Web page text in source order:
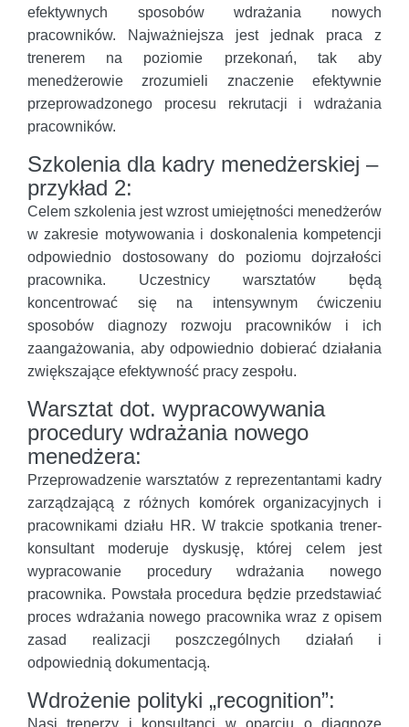
efektywnych sposobów wdrażania nowych
pracowników. Najważniejsza jest jednak praca z
trenerem na poziomie przekonań, tak aby
menedżerowie zrozumieli znaczenie efektywnie
przeprowadzonego procesu rekrutacji i wdrażania
pracowników.
Szkolenia dla kadry menedżerskiej –
przykład 2:
Celem szkolenia jest wzrost umiejętności menedżerów
w zakresie motywowania i doskonalenia kompetencji
odpowiednio dostosowany do poziomu dojrzałości
pracownika. Uczestnicy warsztatów będą
koncentrować się na intensywnym ćwiczeniu
sposobów diagnozy rozwoju pracowników i ich
zaangażowania, aby odpowiednio dobierać działania
zwiększające efektywność pracy zespołu.
Warsztat dot. wypracowywania
procedury wdrażania nowego
menedżera:
Przeprowadzenie warsztatów z reprezentantami kadry
zarządzającą z różnych komórek organizacyjnych i
pracownikami działu HR. W trakcie spotkania trener-
konsultant moderuje dyskusję, której celem jest
wypracowanie procedury wdrażania nowego
pracownika. Powstała procedura będzie przedstawiać
proces wdrażania nowego pracownika wraz z opisem
zasad realizacji poszczególnych działań i
odpowiednią dokumentacją.
Wdrożenie polityki „recognition”: